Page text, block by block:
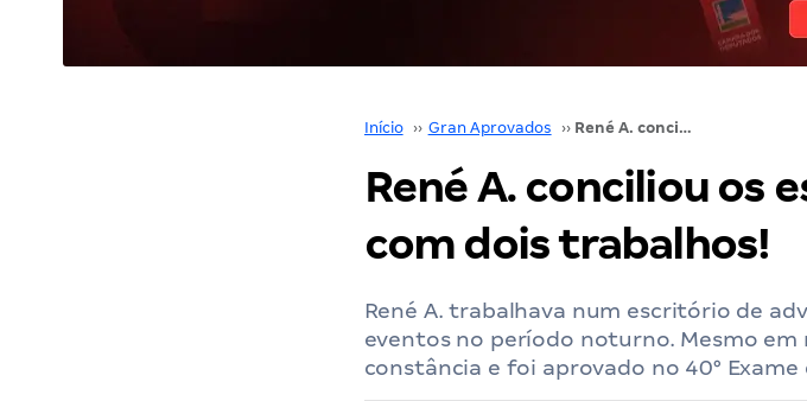
Início ›› Gran Aprovados ›› René A. conciliou os estudos para a OAB com dois trabalhos!
René A. conciliou os
com dois trabalhos!
René A. trabalhava num escritório de
eventos no período noturno. Mesmo em
constância e foi aprovado no 40° Exame